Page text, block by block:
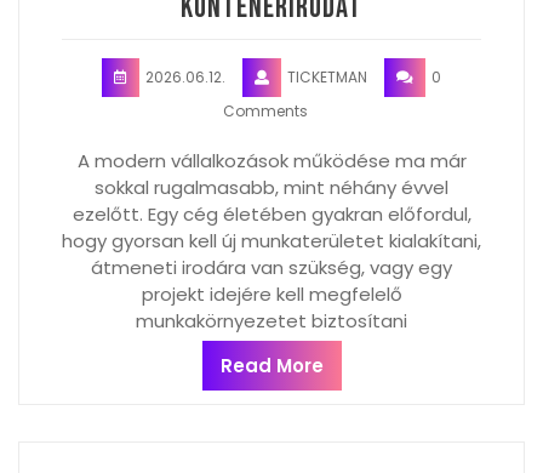
2026.06.12. TICKETMAN
0
Comments
A modern vállalkozások működése ma már
sokkal rugalmasabb, mint néhány évvel
ezelőtt. Egy cég életében gyakran előfordul,
hogy gyorsan kell új munkaterületet kialakítani,
átmeneti irodára van szükség, vagy egy
projekt idejére kell megfelelő
munkakörnyezetet biztosítani
Read More